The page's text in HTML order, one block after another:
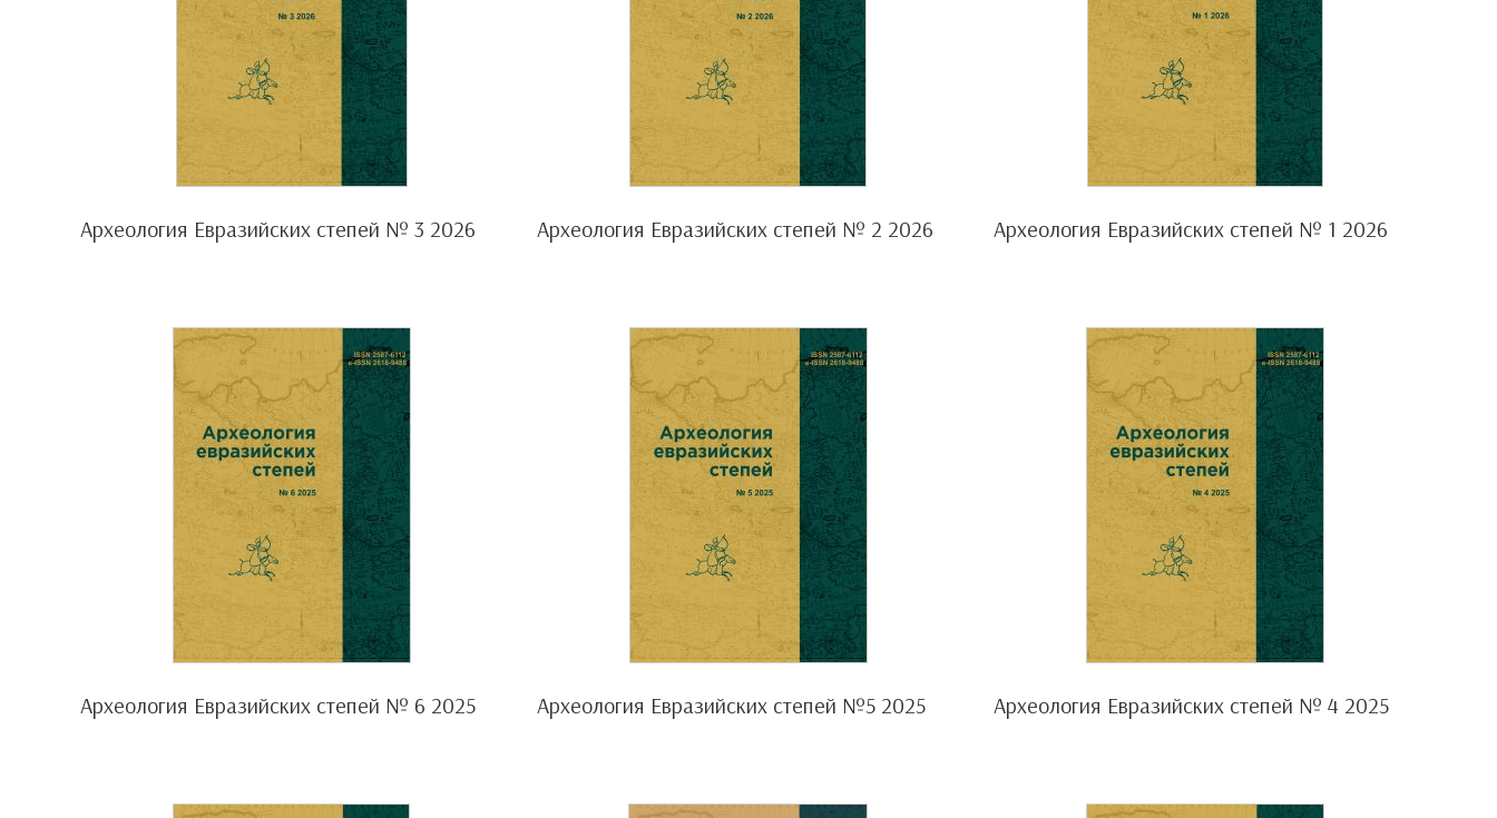
Археология Евразийских степей № 3 2026 Археология Евразийских степей № 2 2026 Археология Евразийских степей № 1 2026
Археология Евразийских степей № 6 2025 Археология Евразийских степей №5 2025 Археология Евразийских степей № 4 2025